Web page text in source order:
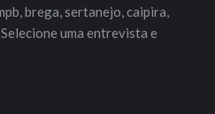
brega, sertanejo, caipira,
uma entrevista e